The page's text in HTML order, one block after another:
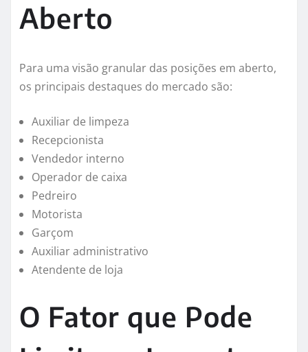
Aberto
Para uma visão granular das posições em aberto,
os principais destaques do mercado são:
Auxiliar de limpeza
Recepcionista
Vendedor interno
Operador de caixa
Pedreiro
Motorista
Garçom
Auxiliar administrativo
Atendente de loja
O Fator que Pode